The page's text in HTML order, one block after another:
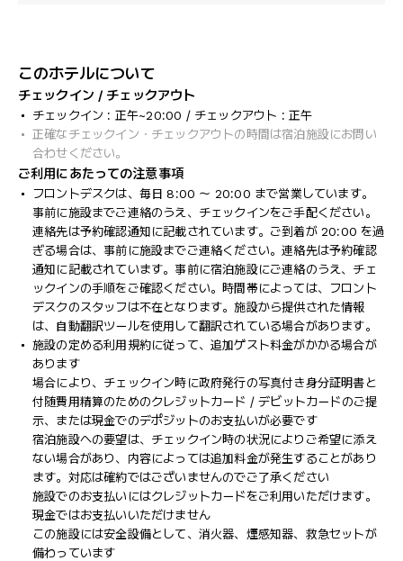
このホテルについて
チェックイン / チェックアウト
チェックイン : 正午~20:00 / チェックアウト : 正午
正確なチェックイン・チェックアウトの時間は宿泊施設にお問い
合わせください。
ご利用にあたっての注意事項
フロントデスクは、毎日 8:00 ～ 20:00 まで営業しています。
事前に施設までご連絡のうえ、チェックインをご手配ください。
連絡先は予約確認通知に記載されています。ご到着が 20:00 を過
ぎる場合は、事前に施設までご連絡ください。連絡先は予約確認
通知に記載されています。事前に宿泊施設にご連絡のうえ、チェ
ックインの手順をご確認ください。時間帯によっては、フロント
デスクのスタッフは不在となります。施設から提供された情報
は、自動翻訳ツールを使用して翻訳されている場合があります。
施設の定める利用規約に従って、追加ゲスト料金がかかる場合が
あります
場合により、チェックイン時に政府発行の写真付き身分証明書と
付随費用精算のためのクレジットカード / デビットカードのご提
示、または現金でのデポジットのお支払いが必要です
宿泊施設への要望は、チェックイン時の状況によりご希望に添え
ない場合があり、内容によっては追加料金が発生することがあり
ます。対応は確約ではございませんのでご了承ください
施設でのお支払いにはクレジットカードをご利用いただけます。
現金ではお支払いいただけません
この施設には安全設備として、消火器、煙感知器、救急セットが
備わっています